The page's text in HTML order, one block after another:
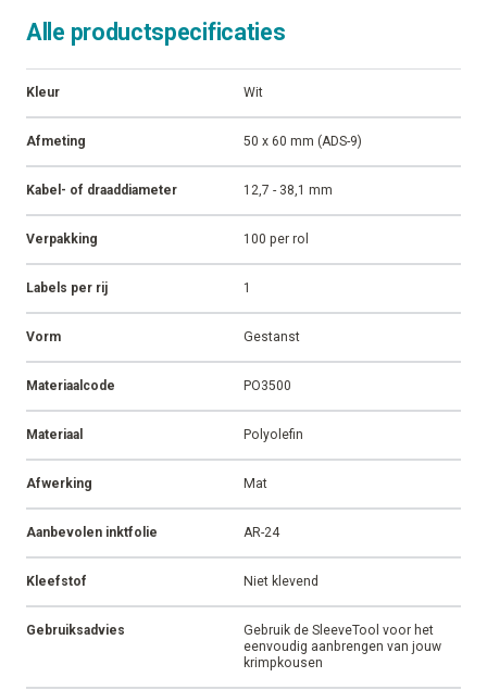
Alle productspecificaties
Kleur Wit
Afmeting 50 x 60 mm (ADS-9)
Kabel- of draaddiameter 12,7 - 38,1 mm
Verpakking 100 per rol
Labels per rij 1
Vorm Gestanst
Materiaalcode PO3500
Materiaal Polyolefin
Afwerking Mat
Aanbevolen inktfolie AR-24
Kleefstof Niet klevend
Gebruiksadvies
Gebruik de SleeveTool voor het
eenvoudig aanbrengen van jouw
krimpkousen